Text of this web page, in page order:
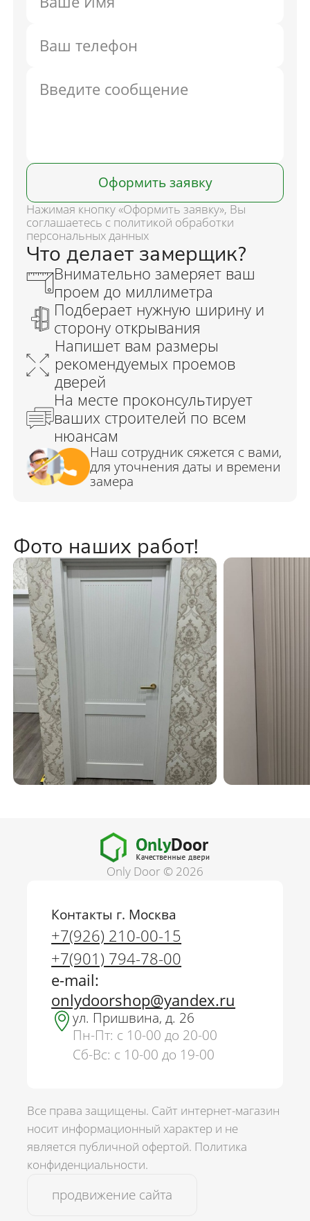
г. Москва
+7(926) 210-00-15
+7(901) 794-78-00
Оформить заявку
Нажимая кнопку «Оформить заявку», Вы
соглашаетесь с политикой обработки
персональных данных
Фото наших работ!
Only Door © 2026
Контакты г. Москва
+7(926) 210-00-15
+7(901) 794-78-00
e-mail:
onlydoorshop@yandex.ru
ул. Пришвина, д. 26
Пн-Пт: с 10-00 до 20-00
Сб-Вс: с 10-00 до 19-00
Все права защищены. Сайт интернет-магазин
носит информационный характер и не
является публичной офертой. Политика
конфиденциальности.
продвижение сайта